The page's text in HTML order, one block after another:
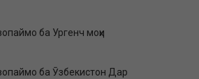
ба Ургенч моҳи
ба Ӯзбекистон Дар